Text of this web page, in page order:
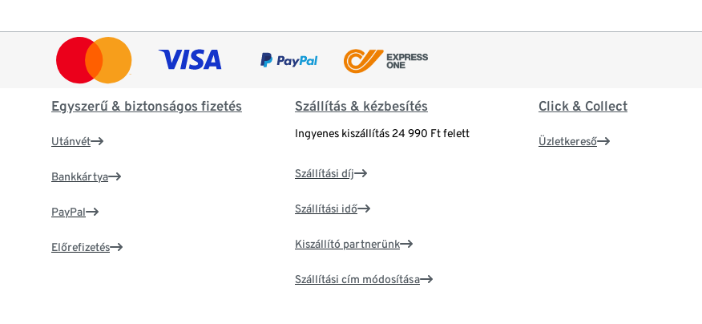
Egyszerű & biztonságos fizetés
Utánvét
Bankkártya
PayPal
Előrefizetés
Szállítás & kézbesítés
Ingyenes kiszállítás 24 990 Ft felett
Szállítási díj
Szállítási idő
Kiszállító partnerünk
Szállítási cím módosítása
Click & Collect
Üzletkereső